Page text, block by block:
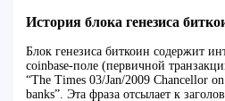
История блока генезиса
Блок генезиса биткоин содержит
coinbase-поле (первичной
“The Times 03/Jan/2009 Chancellor
banks”. Эта фраза отсылает к